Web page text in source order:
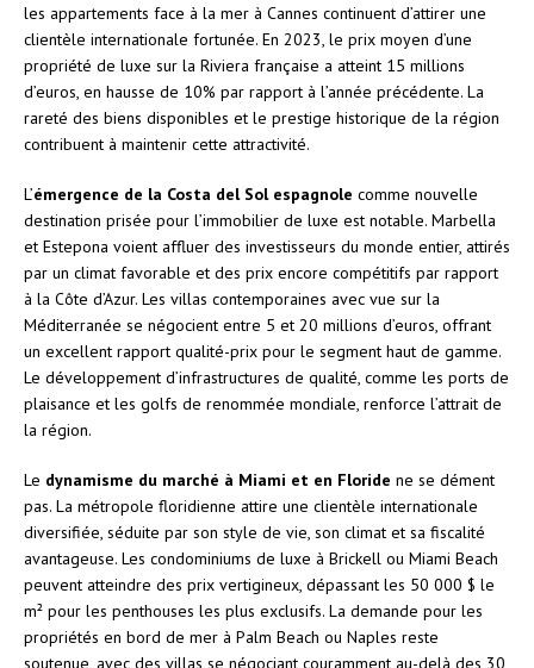
les appartements face à la mer à Cannes continuent d’attirer une
clientèle internationale fortunée. En 2023, le prix moyen d’une
propriété de luxe sur la Riviera française a atteint 15 millions
d’euros, en hausse de 10% par rapport à l’année précédente. La
rareté des biens disponibles et le prestige historique de la région
contribuent à maintenir cette attractivité.
L’émergence de la Costa del Sol espagnole comme nouvelle
destination prisée pour l’immobilier de luxe est notable. Marbella
et Estepona voient affluer des investisseurs du monde entier, attirés
par un climat favorable et des prix encore compétitifs par rapport
à la Côte d’Azur. Les villas contemporaines avec vue sur la
Méditerranée se négocient entre 5 et 20 millions d’euros, offrant
un excellent rapport qualité-prix pour le segment haut de gamme.
Le développement d’infrastructures de qualité, comme les ports de
plaisance et les golfs de renommée mondiale, renforce l’attrait de
la région.
Le dynamisme du marché à Miami et en Floride ne se dément
pas. La métropole floridienne attire une clientèle internationale
diversifiée, séduite par son style de vie, son climat et sa fiscalité
avantageuse. Les condominiums de luxe à Brickell ou Miami Beach
peuvent atteindre des prix vertigineux, dépassant les 50 000 $ le
m² pour les penthouses les plus exclusifs. La demande pour les
propriétés en bord de mer à Palm Beach ou Naples reste
soutenue, avec des villas se négociant couramment au-delà des 30